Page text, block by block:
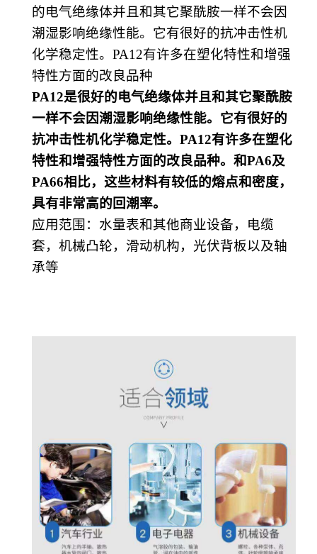
的电气绝缘体并且和其它聚酰胺一样不会因
潮湿影响绝缘性能。它有很好的抗冲击性机
化学稳定性。PA12有许多在塑化特性和增强
特性方面的改良品种
PA12是很好的电气绝缘体并且和其它聚酰胺
一样不会因潮湿影响绝缘性能。它有很好的
抗冲击性机化学稳定性。PA12有许多在塑化
特性和增强特性方面的改良品种。和PA6及
PA66相比，这些材料有较低的熔点和密度，
具有非常高的回潮率。
应用范围 ： 水量表和其他商业设备，电缆
套，机械凸轮，滑动机构，光伏背板以及轴
承等